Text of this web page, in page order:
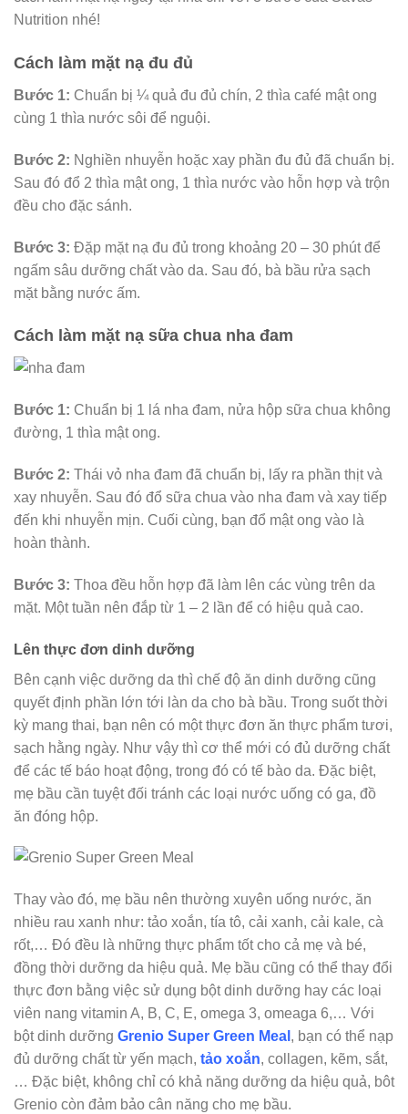
Nutrition nhé!
Cách làm mặt nạ đu đủ
Bước 1: Chuẩn bị ¼ quả đu đủ chín, 2 thìa café mật ong
cùng 1 thìa nước sôi để nguội.
Bước 2: Nghiền nhuyễn hoặc xay phần đu đủ đã chuẩn bị.
Sau đó đổ 2 thìa mật ong, 1 thìa nước vào hỗn hợp và trộn
đều cho đặc sánh.
Bước 3: Đặp mặt nạ đu đủ trong khoảng 20 – 30 phút để
ngấm sâu dưỡng chất vào da. Sau đó, bà bầu rửa sạch
mặt bằng nước ấm.
Cách làm mặt nạ sữa chua nha đam
Bước 1: Chuẩn bị 1 lá nha đam, nửa hộp sữa chua không
đường, 1 thìa mật ong.
Bước 2: Thái vỏ nha đam đã chuẩn bị, lấy ra phần thịt và
xay nhuyễn. Sau đó đổ sữa chua vào nha đam và xay tiếp
đến khi nhuyễn mịn. Cuối cùng, bạn đổ mật ong vào là
hoàn thành.
Bước 3: Thoa đều hỗn hợp đã làm lên các vùng trên da
mặt. Một tuần nên đắp từ 1 – 2 lần để có hiệu quả cao.
Lên thực đơn dinh dưỡng
Bên cạnh việc dưỡng da thì chế độ ăn dinh dưỡng cũng
quyết định phần lớn tới làn da cho bà bầu. Trong suốt thời
kỳ mang thai, bạn nên có một thực đơn ăn thực phẩm tươi,
sạch hằng ngày. Như vậy thì cơ thể mới có đủ dưỡng chất
để các tế báo hoạt động, trong đó có tế bào da. Đặc biệt,
mẹ bầu cần tuyệt đối tránh các loại nước uống có ga, đồ
ăn đóng hộp.
Thay vào đó, mẹ bầu nên thường xuyên uống nước, ăn
nhiều rau xanh như: tảo xoắn, tía tô, cải xanh, cải kale, cà
rốt,… Đó đều là những thực phẩm tốt cho cả mẹ và bé,
đồng thời dưỡng da hiệu quả. Mẹ bầu cũng có thể thay đổi
thực đơn bằng việc sử dụng bột dinh dưỡng hay các loại
viên nang vitamin A, B, C, E, omega 3, omeaga 6,… Với
bột dinh dưỡng Grenio Super Green Meal , bạn có thể nạp
đủ dưỡng chất từ yến mạch, tảo xoắn, collagen, kẽm, sắt,
… Đặc biệt, không chỉ có khả năng dưỡng da hiệu quả, bôt
Grenio còn đảm bảo cân năng cho mẹ bầu.